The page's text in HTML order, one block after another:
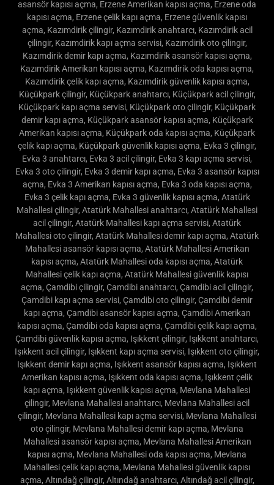
açma servisi, Erzene oto çilingir, Erzene demir kapı açma, Erzene
asansör kapısı açma, Erzene Amerikan kapısı açma, Erzene oda
kapısı açma, Erzene çelik kapı açma, Erzene güvenlik kapısı
açma, Kazımdirik çilingir, Kazımdirik anahtarcı, Kazımdirik acil
çilingir, Kazımdirik kapı açma servisi, Kazımdirik oto çilingir,
Kazımdirik demir kapı açma, Kazımdirik asansör kapısı açma,
Kazımdirik Amerikan kapısı açma, Kazımdirik oda kapısı açma,
Kazımdirik çelik kapı açma, Kazımdirik güvenlik kapısı açma,
Küçükpark çilingir, Küçükpark anahtarcı, Küçükpark acil çilingir,
Küçükpark kapı açma servisi, Küçükpark oto çilingir, Küçükpark
demir kapı açma, Küçükpark asansör kapısı açma, Küçükpark
Amerikan kapısı açma, Küçükpark oda kapısı açma, Küçükpark
çelik kapı açma, Küçükpark güvenlik kapısı açma, Evka 3 çilingir,
Evka 3 anahtarcı, Evka 3 acil çilingir, Evka 3 kapı açma servisi,
Evka 3 oto çilingir, Evka 3 demir kapı açma, Evka 3 asansör kapısı
açma, Evka 3 Amerikan kapısı açma, Evka 3 oda kapısı açma,
Evka 3 çelik kapı açma, Evka 3 güvenlik kapısı açma, Atatürk
Mahallesi çilingir, Atatürk Mahallesi anahtarcı, Atatürk Mahallesi
acil çilingir, Atatürk Mahallesi kapı açma servisi, Atatürk
Mahallesi oto çilingir, Atatürk Mahallesi demir kapı açma, Atatürk
Mahallesi asansör kapısı açma, Atatürk Mahallesi Amerikan
kapısı açma, Atatürk Mahallesi oda kapısı açma, Atatürk
Mahallesi çelik kapı açma, Atatürk Mahallesi güvenlik kapısı
açma, Çamdibi çilingir, Çamdibi anahtarcı, Çamdibi acil çilingir,
Çamdibi kapı açma servisi, Çamdibi oto çilingir, Çamdibi demir
kapı açma, Çamdibi asansör kapısı açma, Çamdibi Amerikan
kapısı açma, Çamdibi oda kapısı açma, Çamdibi çelik kapı açma,
Çamdibi güvenlik kapısı açma, Işıkkent çilingir, Işıkkent anahtarcı,
Işıkkent acil çilingir, Işıkkent kapı açma servisi, Işıkkent oto çilingir,
Işıkkent demir kapı açma, Işıkkent asansör kapısı açma, Işıkkent
Amerikan kapısı açma, Işıkkent oda kapısı açma, Işıkkent çelik
kapı açma, Işıkkent güvenlik kapısı açma, Mevlana Mahallesi
çilingir, Mevlana Mahallesi anahtarcı, Mevlana Mahallesi acil
çilingir, Mevlana Mahallesi kapı açma servisi, Mevlana Mahallesi
oto çilingir, Mevlana Mahallesi demir kapı açma, Mevlana
Mahallesi asansör kapısı açma, Mevlana Mahallesi Amerikan
kapısı açma, Mevlana Mahallesi oda kapısı açma, Mevlana
Mahallesi çelik kapı açma, Mevlana Mahallesi güvenlik kapısı